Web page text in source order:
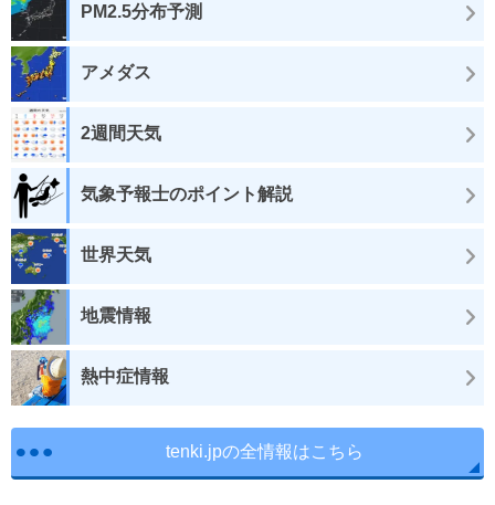
PM2.5分布予測
アメダス
2週間天気
気象予報士のポイント解説
世界天気
地震情報
熱中症情報
tenki.jpの全情報はこちら